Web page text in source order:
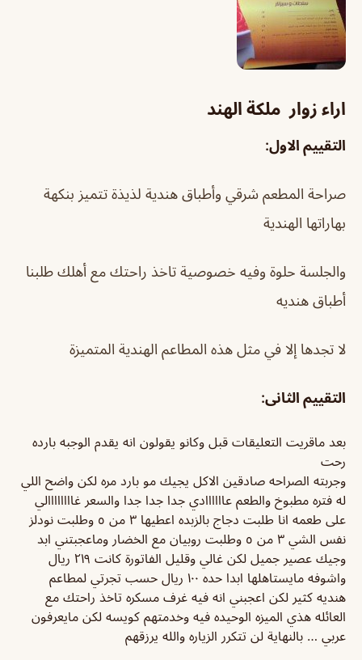
اراء زوار ملكة الهند
التقييم الاول:
صراحة المطعم شرقي وأطباق هندية لذيذة تتميز بنكهة
بهاراتها الهندية
والجلسة حلوة وفيه خصوصية تاخذ راحتك مع أهلك طلبنا
أطباق هنديه
لا تجدها إلا في مثل هذه المطاعم الهندية المتميزة
التقييم الثانى:
بعد ماقريت التعليقات قبل وكانو يقولون انه يقدم الوجبه بارده
رحت
وجربته الصراحه صادقين الاكل يجيك مو بارد مره لكن واضح اللي
له فتره مطبوخ والطعم عاااااادي جدا جدا جدا والسعر غاااااااالي
على طعمه انا طلبت دجاج بالزبده اعطيها ٣ من ٥ وطلبت نودلز
نفس الشي ٣ من ٥ وطلبت روبيان مع الخضار وماعجبتني ابد
وجيك عصير جميل لكن غالي وقليل الفاتورة كانت ٢١٩ ريال
واشوفه مايستاهلها ابدا حده ١٠٠ ريال حسب تجرتي لمطاعم
هنديه كثير لكن اعجبني انه فيه غرف مسكره تاخذ راحتك مع
العائله هذي الميزه الوحيده فيه وخدمتهم كويسه لكن مايعرفون
عربي … بالنهاية لن تتكرر الزياره والله يرزقهم